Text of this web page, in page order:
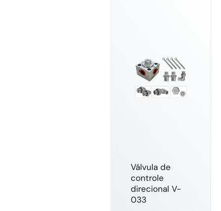
Válvula de
controle
direcional V-
033